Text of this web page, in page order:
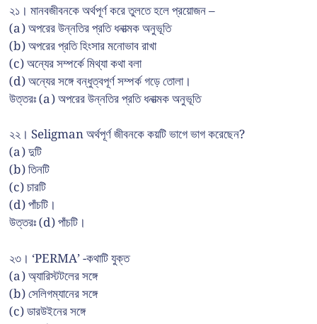
২১। মানবজীবনকে অর্থপূর্ণ করে তুলতে হলে প্রয়োজন –
(a) অপরের উন্নতির প্রতি ধনাত্মক অনুভূতি
(b) অপরের প্রতি হিংসার মনোভাব রাখা
(c) অন্যের সম্পর্কে মিথ্যা কথা বলা
(d) অন্যের সঙ্গে বন্ধুত্বপূর্ণ সম্পর্ক গড়ে তোলা।
উত্তরঃ (a) অপরের উন্নতির প্রতি ধনাত্মক অনুভূতি
২২। Seligman অর্থপূর্ণ জীবনকে কয়টি ভাগে ভাগ করেছেন?
(a) দুটি
(b) তিনটি
(c) চারটি
(d) পাঁচটি।
উত্তরঃ (d) পাঁচটি।
২৩। ‘PERMA’ -কথাটি যুক্ত
(a) অ্যারিস্টটলের সঙ্গে
(b) সেলিগম্যানের সঙ্গে
(c) ডারউইনের সঙ্গে